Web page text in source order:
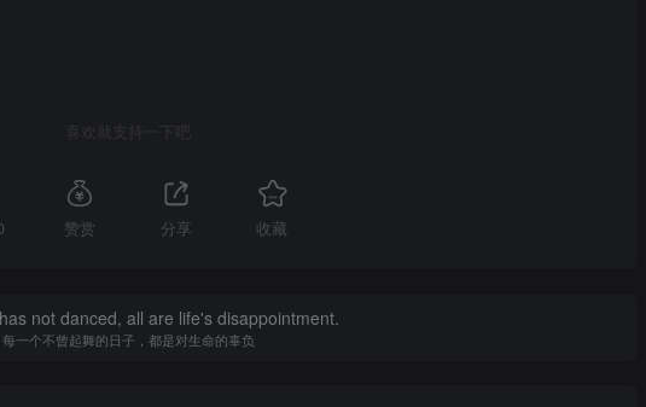
喜欢就支持一下吧
赞赏 分享 收藏
not danced, all are life's disappointment.
每一个不曾起舞的日子，都是对生命的辜负